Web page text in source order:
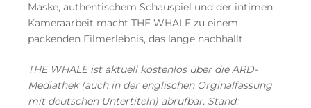
Maske, authentischem Schauspiel und der intimen
Kameraarbeit macht THE WHALE zu einem
packenden Filmerlebnis, das lange nachhallt.
THE WHALE ist aktuell kostenlos über die ARD-
Mediathek (auch in der englischen Orginalfassung
mit deutschen Untertiteln) abrufbar. Stand: